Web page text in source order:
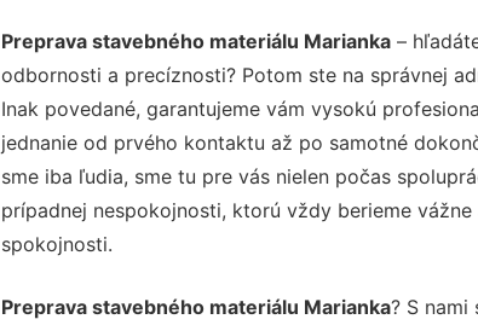
Preprava stavebného materiálu Marianka–
odbornosti a precíznosti? Potom ste na správnej
Inak povedané, garantujeme vám vysokú
jednanie od prvého kontaktu až po samotné
sme iba ľudia, sme tu pre vás nielen počas
prípadnej nespokojnosti, ktorú vždy berieme
spokojnosti.
Preprava stavebného materiálu Marianka? S nami